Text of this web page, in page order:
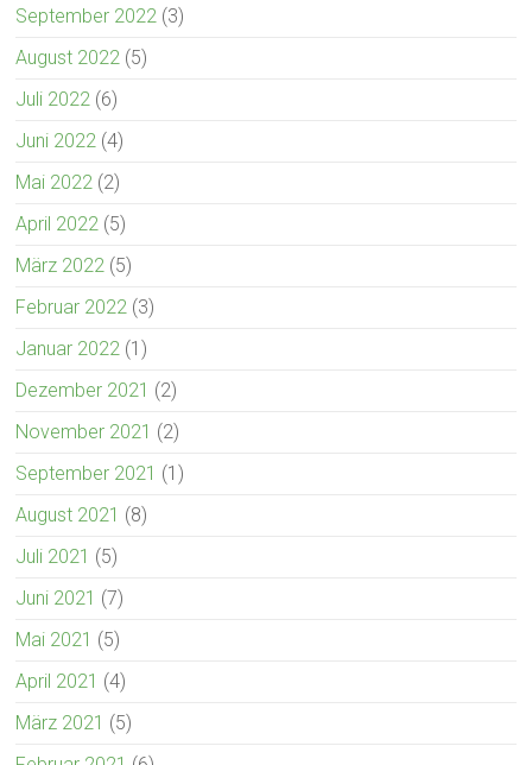
September 2022 (3)
August 2022 (5)
Juli 2022 (6)
Juni 2022 (4)
Mai 2022 (2)
April 2022 (5)
März 2022 (5)
Februar 2022 (3)
Januar 2022 (1)
Dezember 2021 (2)
November 2021 (2)
September 2021 (1)
August 2021 (8)
Juli 2021 (5)
Juni 2021 (7)
Mai 2021 (5)
April 2021 (4)
März 2021 (5)